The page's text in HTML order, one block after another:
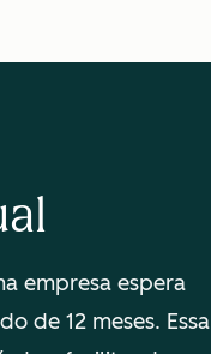
empresa espera
de 12 meses. Essa